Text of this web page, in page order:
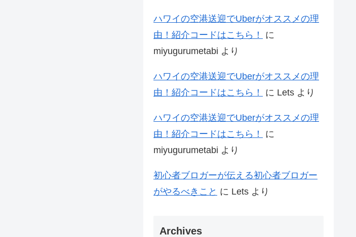
ハワイの空港送迎でUberがオススメの理
由！紹介コードはこちら！
に
miyugurumetabi より
ハワイの空港送迎でUberがオススメの理
由！紹介コードはこちら！
に Lets より
ハワイの空港送迎でUberがオススメの理
由！紹介コードはこちら！
に
miyugurumetabi より
初心者ブロガーが伝える初心者ブロガー
がやるべきこと に Lets より
Archives